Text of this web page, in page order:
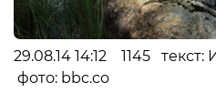
29.08.14 14:12 1145
фото: bbc.co